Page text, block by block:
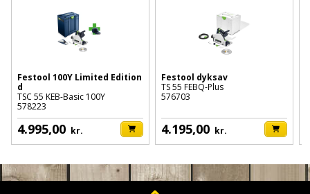
dørgreb
lås
Fliseopsætning
Fugemateriale
og
lim
Byggepladshegn
Byggepladstrapper
Donkraft
Dorn
Fil
Båndsav
Båndsliber
og
bænksliber
Havetraktor
Højtryksrenser
Husvandværk
Kompostkværn
Løvsuger
og
løvblæser
Batterier
Belægningssten
Belysning
Beslag
Bilpleje
og
autotilbehør
Malerværktøj
Maling
udendørs
Polyfilla
Rengøring
Badeværelse
afløb
Pex
rør
Radiator
Tilbudsavis
Log
ind
Kvik
Festool 100Y Limited Edition
d
TSC 55 KEB-Basic 100Y
578223
4.995,00 kr.
Festool dyksav
TS 55 FEBQ-Plus
576703
4.195,00 kr.